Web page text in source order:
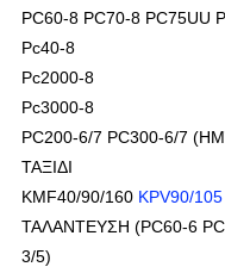
PC60-8 PC70-8 PC75UU
Pc40-8
Pc2000-8
Pc3000-8
PC200-6/7 PC300-6/7
ΤΑΞΙΔΙ
KMF40/90/160 KPV90/105
ΤΑΛΑΝΤΕΥΣΗ (PC60-6
3/5)